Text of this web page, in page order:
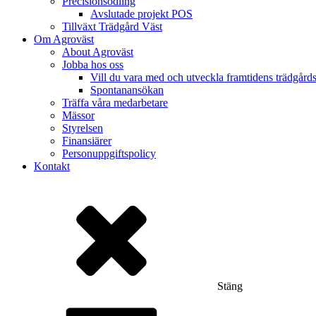
Avslutade projekt POS
Tillväxt Trädgård Väst
Om Agroväst
About Agroväst
Jobba hos oss
Vill du vara med och utveckla framtidens
Spontanansökan
Träffa våra medarbetare
Mässor
Styrelsen
Finansiärer
Personuppgiftspolicy
Kontakt
Stäng